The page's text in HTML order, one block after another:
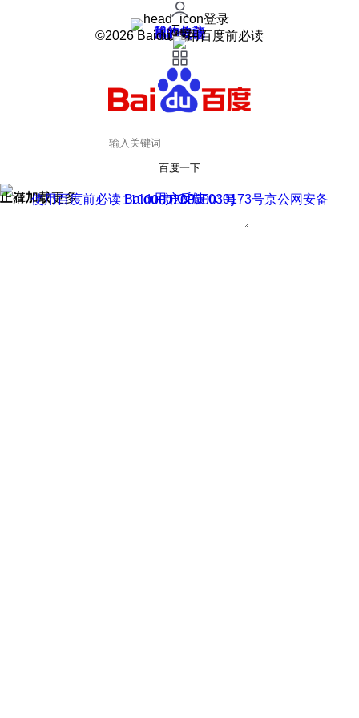
登录
我的关注
我的收藏
皮肤中心
用户反馈
设置
©2026 Baidu 使用百度前必读
百度一下
正在加载
上滑加载更多 用户反馈
使用百度前必读 Baidu 京ICP证030173号
京公网安备11000002000001号